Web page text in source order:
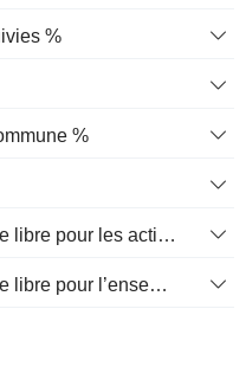
%
%
Marge des flux de trésorerie libre pour les actionnaires
Marge des flux de trésorerie libre pour l’ensemble des pourvoyeurs de fonds